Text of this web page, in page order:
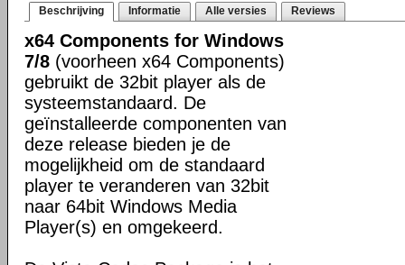
Beschrijving Informatie Alle versies Reviews
x64 Components for Windows
7/8 (voorheen x64 Components)
gebruikt de 32bit player als de
systeemstandaard. De
geïnstalleerde componenten van
deze release bieden je de
mogelijkheid om de standaard
player te veranderen van 32bit
naar 64bit Windows Media
Player(s) en omgekeerd.